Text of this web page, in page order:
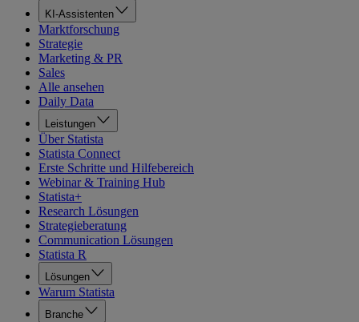
KI-Assistenten
Marktforschung
Strategie
Marketing & PR
Sales
Alle ansehen
Daily Data
Leistungen
Über Statista
Statista Connect
Erste Schritte und Hilfebereich
Webinar & Training Hub
Statista+
Research Lösungen
Strategieberatung
Communication Lösungen
Statista R
Lösungen
Warum Statista
Branche